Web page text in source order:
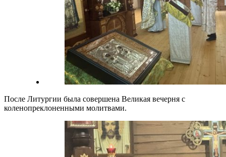
После Литургии была совершена Великая вечерня с
коленопреклоненными молитвами.